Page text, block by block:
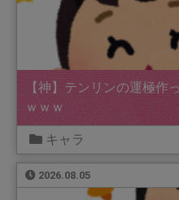
【神】テンリンの運極作
ｗｗｗ
キャラ
2026.08.05